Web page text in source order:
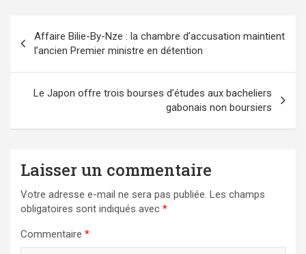
de
l’article
Affaire Bilie-By-Nze : la chambre d’accusation maintient
l’ancien Premier ministre en détention
Le Japon offre trois bourses d’études aux bacheliers
gabonais non boursiers
Laisser un commentaire
Votre adresse e-mail ne sera pas publiée. Les champs
obligatoires sont indiqués avec *
Commentaire *